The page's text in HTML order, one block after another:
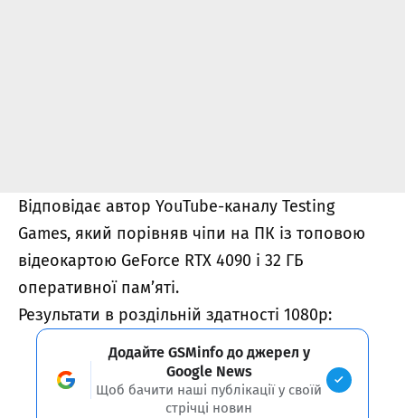
Відповідає автор YouTube-каналу Testing
Games, який порівняв чіпи на ПК із топовою
відеокартою GeForce RTX 4090 і 32 ГБ
оперативної пам’яті.
Результати в роздільній здатності 1080p:
Додайте GSMinfo до джерел у
Google News
Щоб бачити наші публікації у своїй
стрічці новин